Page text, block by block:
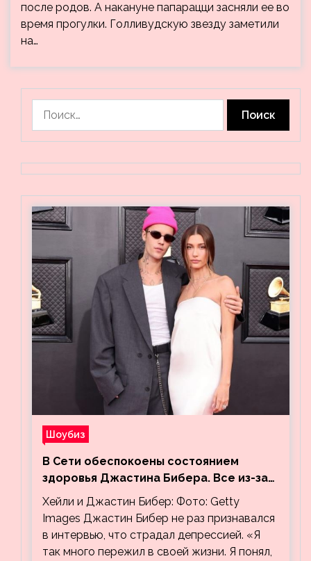
после родов. А накануне папарацци засняли ее во
время прогулки. Голливудскую звезду заметили
на…
Шоубиз
В Сети обеспокоены состоянием
здоровья Джастина Бибера. Все из-за
видео, на котором его успокаивает
Хейли
Хейли и Джастин Бибер: Фото: Getty
Images Джастин Бибер не раз признавался
в интервью, что страдал депрессией. «Я
так много пережил в своей жизни. Я понял,